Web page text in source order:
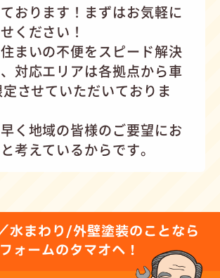
おります！まずはお気軽に
ください！
まいの不便をスピード解決
対応エリアは各拠点から車
定させていただいておりま
く地域の皆様のご要望にお
考えているからです。
水まわり/外壁塗装のことなら
ォームのタマオへ！